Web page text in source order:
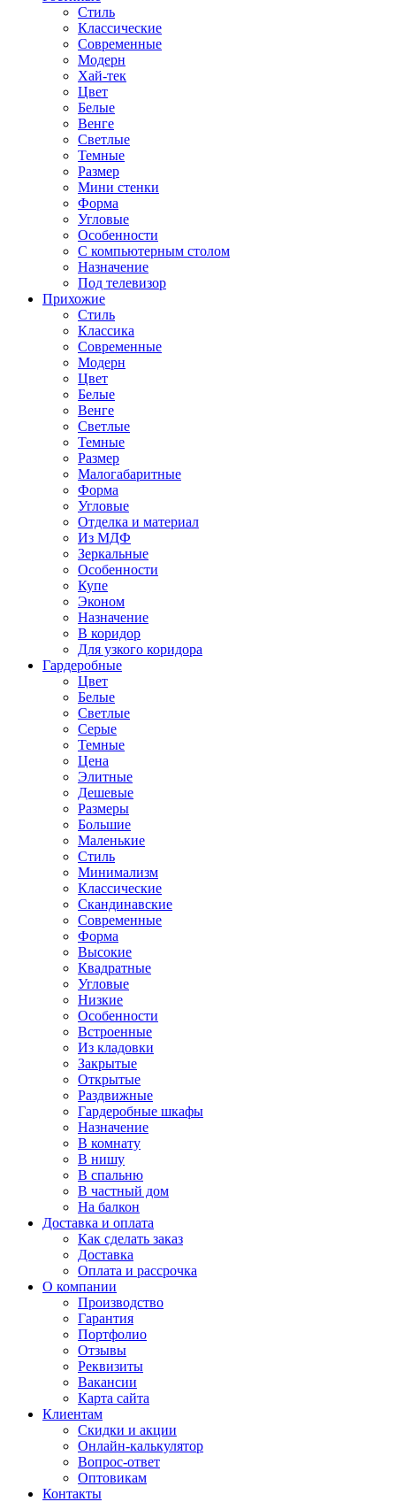
Стиль
Классические
Современные
Модерн
Хай-тек
Цвет
Белые
Венге
Светлые
Темные
Размер
Мини стенки
Форма
Угловые
Особенности
С компьютерным столом
Назначение
Под телевизор
Прихожие
Стиль
Классика
Современные
Модерн
Цвет
Белые
Венге
Светлые
Темные
Размер
Малогабаритные
Форма
Угловые
Отделка и материал
Из МДФ
Зеркальные
Особенности
Купе
Эконом
Назначение
В коридор
Для узкого коридора
Гардеробные
Цвет
Белые
Светлые
Серые
Темные
Цена
Элитные
Дешевые
Размеры
Большие
Маленькие
Стиль
Минимализм
Классические
Скандинавские
Современные
Форма
Высокие
Квадратные
Угловые
Низкие
Особенности
Встроенные
Из кладовки
Закрытые
Открытые
Раздвижные
Гардеробные шкафы
Назначение
В комнату
В нишу
В спальню
В частный дом
На балкон
Доставка и оплата
Как сделать заказ
Доставка
Оплата и рассрочка
О компании
Производство
Гарантия
Портфолио
Отзывы
Реквизиты
Вакансии
Карта сайта
Клиентам
Скидки и акции
Онлайн-калькулятор
Вопрос-ответ
Оптовикам
Контакты